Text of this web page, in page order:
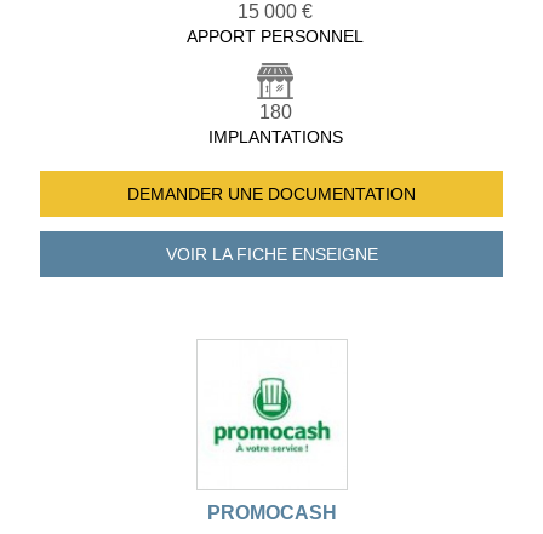
15 000 €
APPORT PERSONNEL
180
IMPLANTATIONS
DEMANDER UNE DOCUMENTATION
VOIR LA FICHEENSEIGNE
PROMOCASH